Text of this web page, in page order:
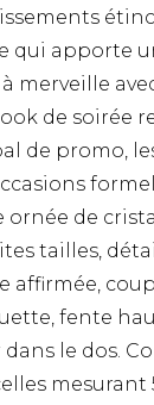
qui apporte
merveille
de soirée
de promo,
ornée de
tailles,
affirmée,
fente
le dos.
mesurant